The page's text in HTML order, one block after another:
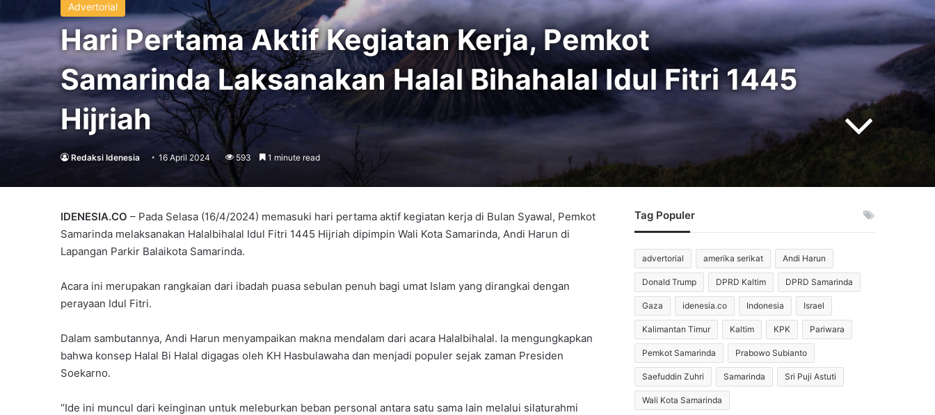
Advertorial
Hari Pertama Aktif Kegiatan Kerja, Pemkot
Samarinda Laksanakan Halal Bihahalal Idul Fitri 1445
Hijriah
Redaksi Idenesia 16 April 2024 593 1 minute read
IDENESIA.CO – Pada Selasa (16/4/2024) memasuki hari pertama aktif kegiatan kerja di Bulan Syawal, Pemkot
Samarinda melaksanakan Halalbihalal Idul Fitri 1445 Hijriah dipimpin Wali Kota Samarinda, Andi Harun di
Lapangan Parkir Balaikota Samarinda.
Acara ini merupakan rangkaian dari ibadah puasa sebulan penuh bagi umat Islam yang dirangkai dengan
perayaan Idul Fitri.
Dalam sambutannya, Andi Harun menyampaikan makna mendalam dari acara Halalbihalal. Ia mengungkapkan
bahwa konsep Halal Bi Halal digagas oleh KH Hasbulawaha dan menjadi populer sejak zaman Presiden
Soekarno.
“Ide ini muncul dari keinginan untuk meleburkan beban personal antara satu sama lain melalui silaturahmi
Tag Populer
advertorial amerika serikat Andi Harun
Donald Trump DPRD Kaltim DPRD Samarinda
Gaza idenesia.co Indonesia Israel
Kalimantan Timur Kaltim KPK Pariwara
Pemkot Samarinda Prabowo Subianto
Saefuddin Zuhri Samarinda Sri Puji Astuti
Wali Kota Samarinda